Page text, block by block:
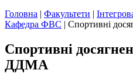
Головна | Факультети |
Кафедра ФВС | Спортивні
Спортивні
ДДМА